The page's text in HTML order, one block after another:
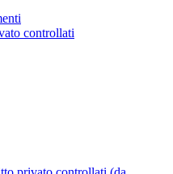
controllati